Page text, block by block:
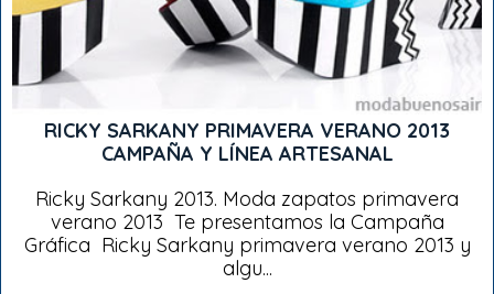
RICKY SARKANY PRIMAVERA VERANO 2013
CAMPAÑA Y LÍNEA ARTESANAL
Ricky Sarkany 2013. Moda zapatos primavera
verano 2013 Te presentamos la Campaña
Gráfica Ricky Sarkany primavera verano 2013 y
algu...